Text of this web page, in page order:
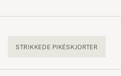
STRIKKEDE PIKÉSKJORTER